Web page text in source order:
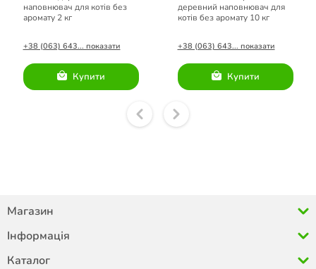
наповнювач для котів без
аромату 2 кг
+38 (063) 643... показати
Купити
деревний наповнювач для
котів без аромату 10 кг
+38 (063) 643... показати
Купити
Магазин
Інформація
Каталог